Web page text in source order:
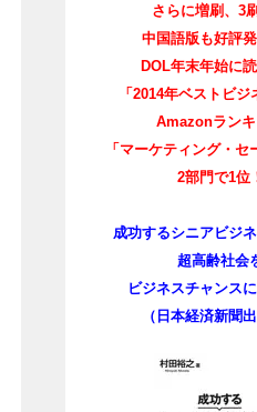
さらに増刷、3
中国語版も好評発
DOL年末年始に
「2014年ベストビジ
Amazonラン
「マーケティング・セ
2部門で1位
成功するシニアビジ
超高齢社会
ビジネスチャンス
（日本経済新聞出